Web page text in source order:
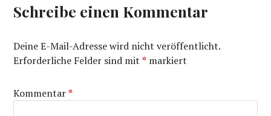
Schreibe einen Kommentar
Deine E-Mail-Adresse wird nicht veröffentlicht.
Erforderliche Felder sind mit* markiert
Kommentar*